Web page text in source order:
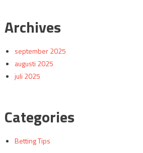
Archives
september 2025
augusti 2025
juli 2025
Categories
Betting Tips